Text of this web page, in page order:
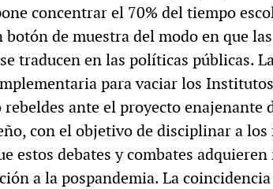
concentrar el 70% del tiempo
de muestra del modo en que
traducen en las políticas públicas.
para vaciar los
ante el proyecto enajenante
con el objetivo de disciplinar a los
estos debates y combates
a la pospandemia. La